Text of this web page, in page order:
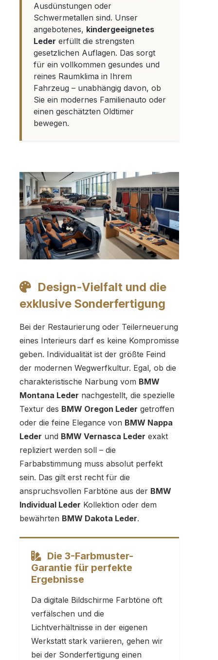
Ausdünstungen oder
Schwermetallen sind. Unser
angebotenes, kindergeeignetes
Leder erfüllt die strengsten
gesetzlichen Auflagen. Das sorgt
für ein vollkommen gesundes und
reines Raumklima in Ihrem
Fahrzeug – unabhängig davon, ob
Sie ein modernes Familienauto oder
einen geschätzten Oldtimer
bewegen.
Design-Vielfalt und die
exklusive Sonderfertigung
Bei der Restaurierung oder Teilerneuerung
eines Interieurs darf es keine Kompromisse
geben. Individualität ist der größte Feind
der modernen Wegwerfkultur. Egal, ob die
charakteristische Narbung vom BMW
Montana Leder nachgestellt, die spezielle
Textur des BMW Oregon Leder getroffen
oder die feine Elegance von BMW Nappa
Leder und BMW Vernasca Leder exakt
repliziert werden soll – die
Farbabstimmung muss absolut perfekt
sein. Das gilt erst recht für die
anspruchsvollen Farbtöne aus der BMW
Individual Leder Kollektion oder dem
bewährten BMW Dakota Leder.
Die 3-Farbmuster-
Garantie für perfekte
Ergebnisse
Da digitale Bildschirme Farbtöne oft
verfälschen und die
Lichtverhältnisse in der eigenen
Werkstatt stark variieren, gehen wir
bei der Sonderfertigung einen